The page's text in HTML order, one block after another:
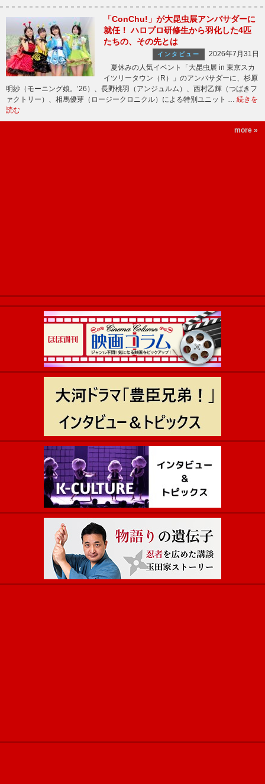
「ConChu!」が大昆虫展アンバサダーに
就任！ ハロプロ研修生から羽化した4匹
たちの、その先とは
インタビュー
2026年7月31日
夏休みの人気イベント「大昆虫展 in 東京スカ
イツリータウン（R）」のアンバサダーに、杉原
明紗（モーニング娘。’26）、長野桃羽（アンジュルム）、西村乙輝（つばきフ
ァクトリー）、相馬優芽（ロージークロニクル）による特別ユニット … 続きを
読む
more »